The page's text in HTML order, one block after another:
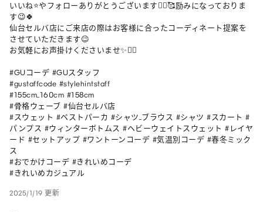
いいね⭐️やフォローありがとうございます🙇‍♀️🥰励みになっておりま
す😉🍀
仙台セルバ店にご来店の際はお客様に合ったコーディネート提案を
させていただきます😉
お気軽にお声掛けくださいませ✨🙇‍♀️
#GUコーデ #GUスタッフ
#gustaffcode #stylehintstaff
#155cm_160cm #158cm
#骨格ウェーブ #仙台セルバ店
#スウェット #ベストパーカ #シャツ_ブラウス #シャツ #スカート #
パンプス #ウィンターボトムス #ヘビーウェイトスウェット #レイヤ
ード #セットアップ #ワントーンコーデ #気温別コーデ #春冬ミック
ス
#おでかけコーデ #きれいめコーデ
#きれいめカジュアル
2025/1/19 更新